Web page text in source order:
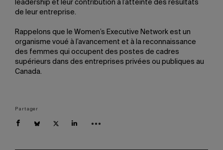
leadership et leur contribution à l’atteinte des résultats
de leur entreprise.
Rappelons que le Women’s Executive Network est un
organisme voué à l’avancement et à la reconnaissance
des femmes qui occupent des postes de cadres
supérieurs dans des entreprises privées ou publiques au
Canada.
Partager